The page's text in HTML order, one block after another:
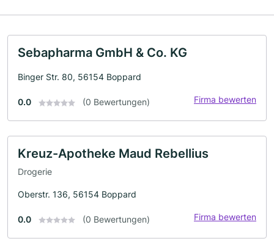
Sebapharma GmbH & Co. KG
Binger Str. 80, 56154 Boppard
0.0 (0 Bewertungen) Firma bewerten
Kreuz-Apotheke Maud Rebellius
Drogerie
Oberstr. 136, 56154 Boppard
0.0 (0 Bewertungen) Firma bewerten